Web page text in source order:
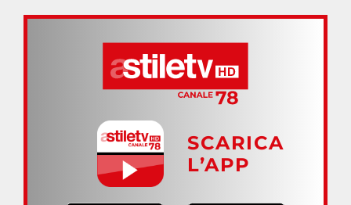
SCARICA
L’APP